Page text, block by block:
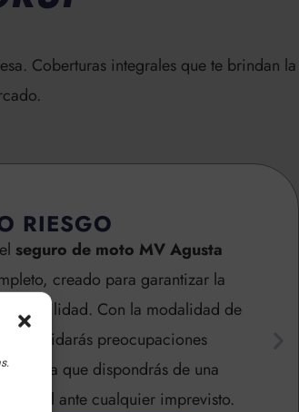
Coberturas integrales que te brindan la
RIESGO
seguro de moto MV Agusta
creado para garantizar la
tranquilidad. Con la modalidad de
olvidarás preocupaciones
ya que dispondrás de una
total ante cualquier imprevisto.